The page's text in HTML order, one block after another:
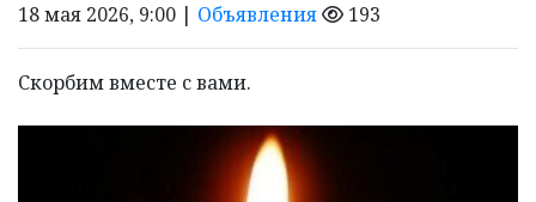
18 мая 2026, 9:00 | Объявления 193
Скорбим вместе с вами.